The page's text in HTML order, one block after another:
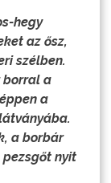
hegy
az ősz,
szélben.
borral a
a
a borbár
nyit